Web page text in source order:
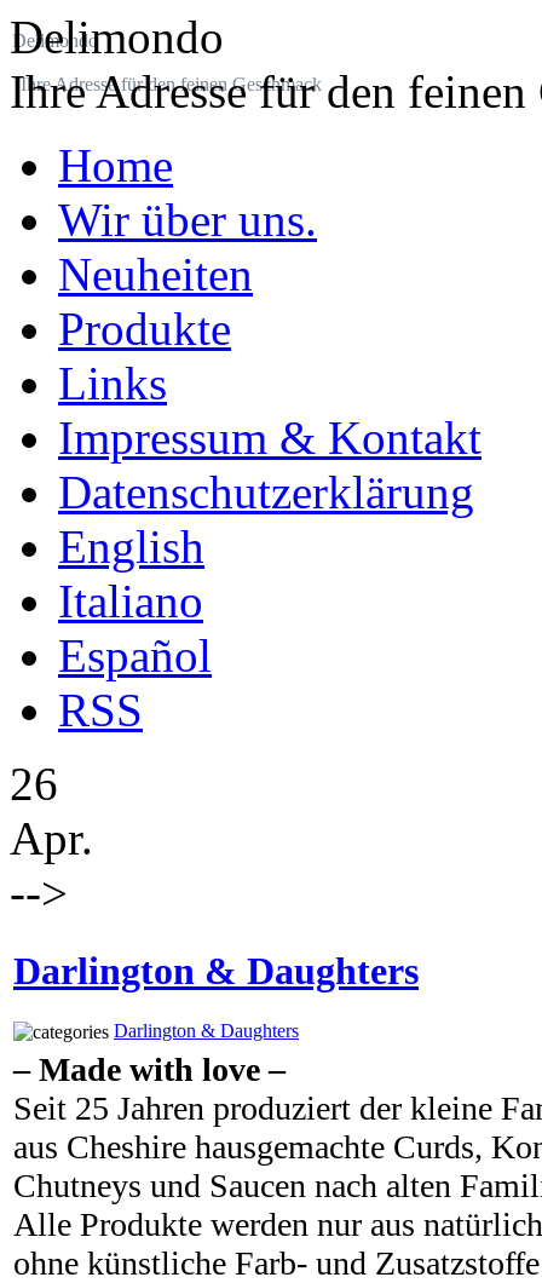
Delimondo
Delimondo
Ihre Adresse für den feinen
Ihre Adresse für den feinen Geschmack
Home
Wir über uns.
Neuheiten
Produkte
Links
Impressum & Kontakt
Datenschutzerklärung
English
Italiano
Español
RSS
26
Apr.
-->
Darlington & Daughters
Darlington & Daughters
– Made with love –
Seit 25 Jahren produziert der kleine
aus Cheshire hausgemachte Curds,
Chutneys und Saucen nach alten
Alle Produkte werden nur aus
ohne künstliche Farb- und